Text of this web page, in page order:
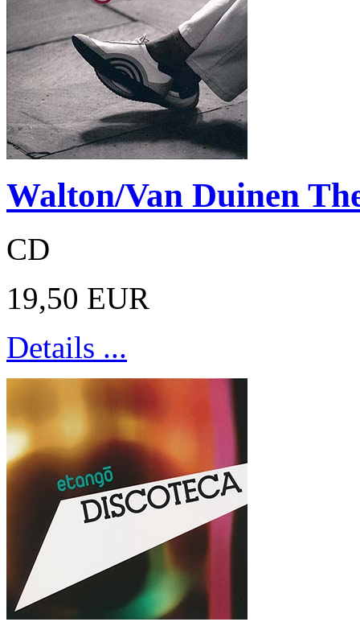
Walton/Van Duinen
CD
19,50 EUR
Details ...